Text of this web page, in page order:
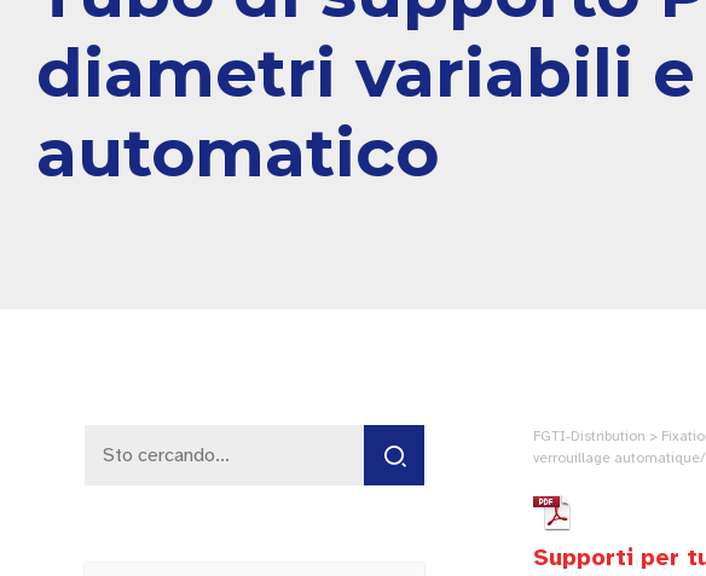
diametri variabili
automatico
FGTI-Distribution >
verrouillage automatique/
Supporti per